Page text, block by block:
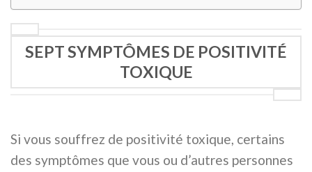
SEPT SYMPTÔMES DE POSITIVITÉ
TOXIQUE
Si vous souffrez de positivité toxique, certains
des symptômes que vous ou d’autres personnes